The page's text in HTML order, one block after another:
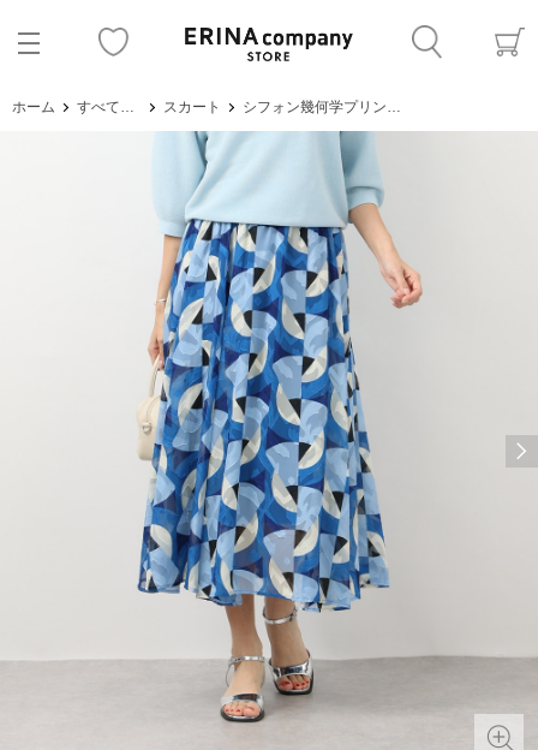
ホーム すべてのアイテム スカート シフォン幾何学プリントギャザースカート